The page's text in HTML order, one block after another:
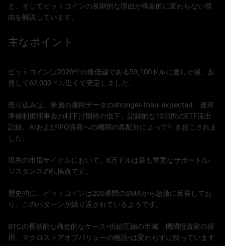
と、そしてビットコインの長期的な理由が構造的に変わらない理
由を解説しています。
主なポイント
ビットコインは2026年の最低値である59,100ドルに達した後、反
発して62,000ドル近くで安定しました。
売り込みは、米国の雇用データのstronger-than-expected、連邦
準備制度理事会の利下げ期待の低下、記録的な13日間のETF流出
記録、AIおよびIPO資産への機関の再配分によって引き起こされま
した。
現在の市場サイクルにおいて、6万ドルは最も重要なサポート/レ
ジスタンスの転換点です。
歴史的に、ビットコインは200週間のSMAから急激に反発してお
り、このパターンが繰り返されているようです。
BTCの長期的な構造的なケース-供給圧縮の半減、機関投資家の採
用、マクロストアオブバリューの物語-は変わらずに残っています